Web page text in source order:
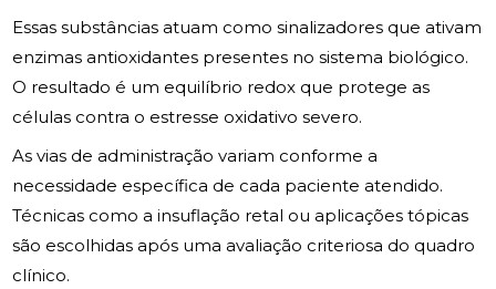
Essas substâncias atuam como sinalizadores que ativam
enzimas antioxidantes presentes no sistema biológico.
O resultado é um equilíbrio redox que protege as
células contra o estresse oxidativo severo.
As vias de administração variam conforme a
necessidade específica de cada paciente atendido.
Técnicas como a insuflação retal ou aplicações tópicas
são escolhidas após uma avaliação criteriosa do quadro
clínico.